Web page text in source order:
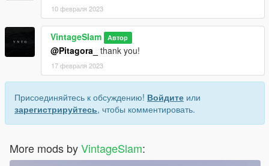
10 февраля 2023
VintageSlam Автор
@Pitagora_ thank you!
17 февраля 2023
Присоединяйтесь к обсуждению! Войдите или
зарегистрируйтесь, чтобы комментировать.
More mods byVintageSlam: